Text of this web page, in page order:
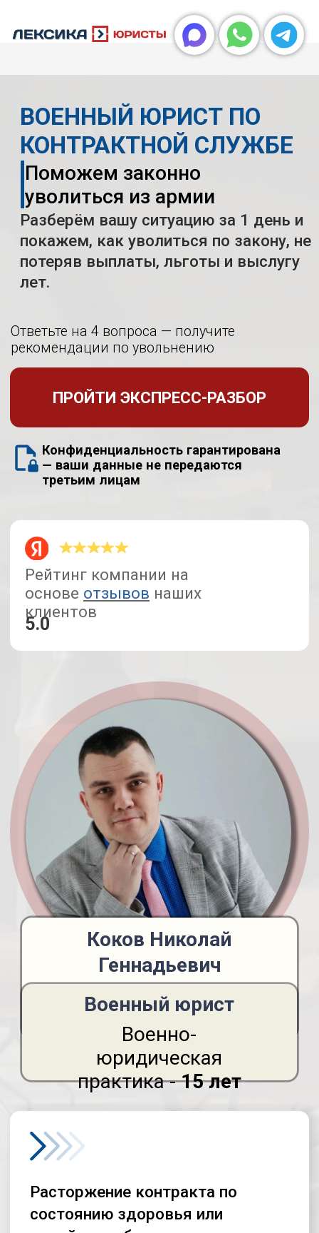
Геннадьевич
Военный юрист
Военно-
юридическая
практика -15 лет
ПРОЙТИ ЭКСПРЕСС-РАЗБОР
5.0
основе
Ответьте на 4 вопроса — получите
рекомендации по увольнению
КОНТРАКТНОЙ СЛУЖБЕ
Поможем законно
уволиться из армии
Разберём вашу ситуацию за 1 день и
покажем, как уволиться по закону, не
лет.
Расторжение контракта по
состоянию здоровья или
семейным обстоятельствам
Подготовка рапорта и
сопроводительных
Помощь при увольнении
по ст. 51 и категориям Г,
Д
Защита прав при
отказе в увольнении
— ваши данные не передаются
третьим лицам